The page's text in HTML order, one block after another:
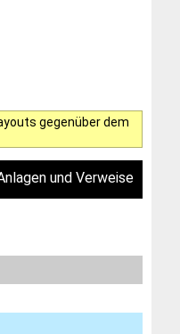
gegenüber dem
und Verweise